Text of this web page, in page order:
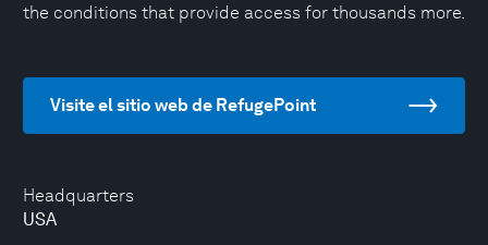
Headquarters
USA
the conditions that provide access for thousands more.
Visite el sitio web de RefugePoint